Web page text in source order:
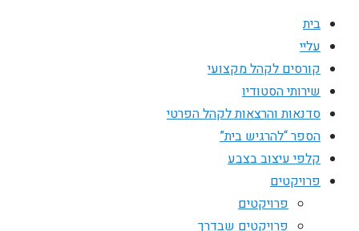
בית
עליי
קורסים לקהל מקצועי
שירותי הסטודיו
סדנאות והרצאות לקהל הפרטי
הספר “להרגיש בית”
קלפי עיצוב בצבע
פרויקטים
פרויקטים
פרויקטים שבדרך